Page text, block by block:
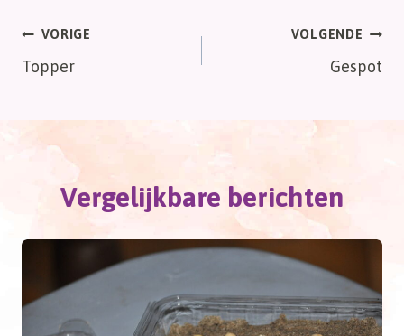
Bericht
navigatie
VORIGE
Topper
VOLGENDE
Gespot
Vergelijkbare berichten